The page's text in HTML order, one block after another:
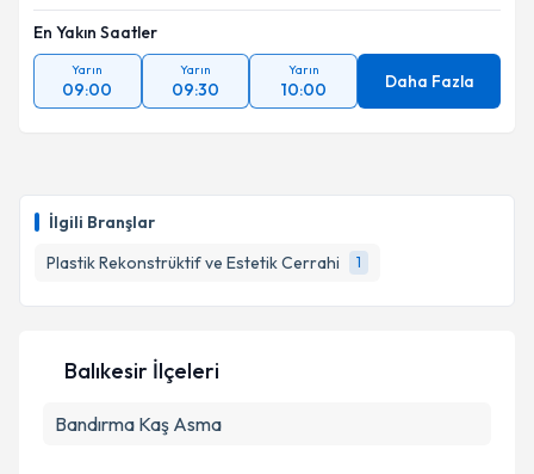
İlgili Branşlar
Plastik Rekonstrüktif ve Estetik Cerrahi
1
En Yakın Saatler
Yarın
09:00
Yarın
09:30
Yarın
10:00 Daha Fazla
Balıkesir İlçeleri
Bandırma Kaş Asma